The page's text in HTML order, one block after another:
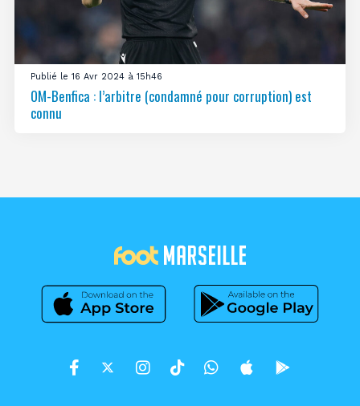
Publié le 16 Avr 2024 à 15h46
OM-Benfica : l’arbitre (condamné pour corruption) est
connu